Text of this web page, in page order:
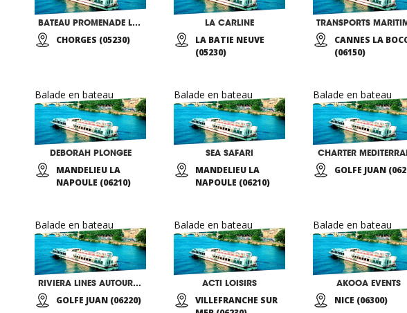
BATEAU PROMENADE LE SERRE-PONCON
CHORGES (05230)
LA CARLINE
LA BATIE NEUVE
(05230)
CANNES LA
(06150)
Balade en bateau
DEBORAH PLONGEE
MANDELIEU LA
NAPOULE (06210)
Balade en bateau
SEA SAFARI
MANDELIEU LA
NAPOULE (06210)
Balade en bateau
CHARTER
GOLFE JUAN
Balade en bateau
RIVIERA LINES AUTOUR DES ÎLES DE LÉRINS
GOLFE JUAN (06220)
Balade en bateau
ACTI LOISIRS
VILLEFRANCHE SUR
Balade en bateau
AKOOA EVENTS
NICE (06300)